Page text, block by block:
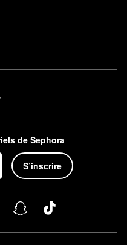
de Sephora
S’inscrire